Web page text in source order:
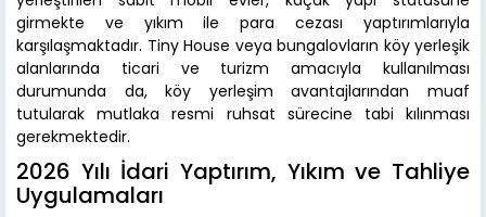
girmekte ve yıkım ile para cezası yaptırımlarıyla
karşılaşmaktadır. Tiny House veya bungalovların köy yerleşik
alanlarında ticari ve turizm amacıyla kullanılması
durumunda da, köy yerleşim avantajlarından muaf
tutularak mutlaka resmi ruhsat sürecine tabi kılınması
gerekmektedir.
2026 Yılı İdari Yaptırım, Yıkım ve Tahliye
Uygulamaları